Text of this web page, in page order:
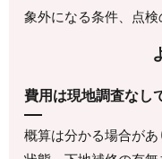
象外になる条件、点検
費用は現地調査なし
概算は分かる場合が